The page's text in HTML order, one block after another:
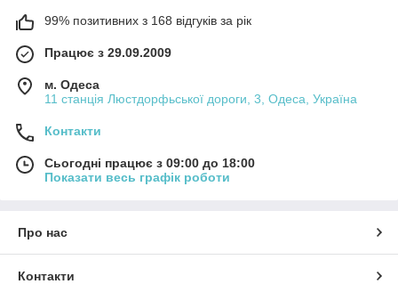
99% позитивних з 168 відгуків за рік
Працює з 29.09.2009
м. Одеса
11 станція Люстдорфьської дороги, 3, Одеса, Україна
Контакти
Сьогодні працює з 09:00 до 18:00
Показати весь графік роботи
Про нас
Контакти